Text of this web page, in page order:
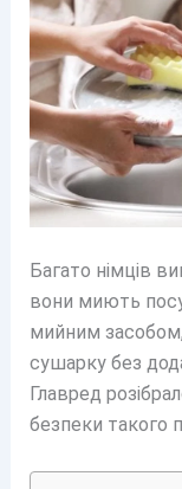
Багато німців
вони миють
мийним
сушарку без
Главред
безпеки такого